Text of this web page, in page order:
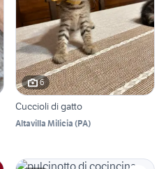
6
Cuccioli di gatto
Altavilla Milicia (PA)